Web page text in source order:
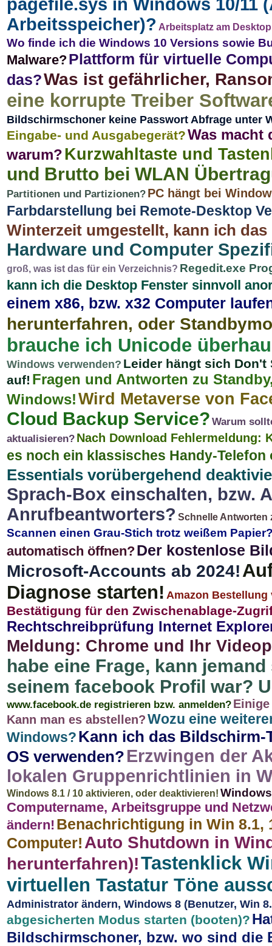
pagefile.sys in Windows 10/11
Arbeitsspeicher)? Arbeitsplatz am
Wo finde ich die Windows 10 Versions sowie
Malware?Plattform für virtuelle
das?Was ist gefährlicher,
eine korrupte Treiber
Bildschirmschoner keine Passwort Abfrage unter
Eingabe- und Ausgabegerät?Was macht
warum?Kurzwahltaste und
und Brutto bei WLAN
Partitionen und Partizionen? PC hängt bei
Farbdarstellung bei Remote-Desktop
Winterzeit umgestellt, kann ich
Hardware und Computer
groß, was ist das für ein Verzeichnis? Regedit.exe
kann ich die Desktop Fenster sinnvoll
einem x86, bzw. x32 Computer
herunterfahren, oder
brauche ich Unicode
Windows verwenden? Leider hängt sich Don't
auf! Fragen und Antworten zu
Windows!Wird Metaverse von
Cloud Backup Service? Warum
aktualisieren? Nach Download Fehlermeldung:
es noch ein klassisches Handy-Telefon
Essentials vorübergehend
Sprach-Box einschalten, bzw.
Anrufbeantworters? Schnelle Antworten
Scannen einen Grau-Stich trotz weißem
automatisch öffnen?Der kostenlose
Microsoft-Accounts ab 2024!
Diagnose starten! Amazon Bestellung
Bestätigung für den Zwischenablage-
Rechtschreibprüfung Internet
Meldung: Chrome und Ihr
habe eine Frage, kann
seinem facebook Profil war?
www.facebook.de registrieren bzw. anmelden?
Kann man es abstellen?Wozu eine
Windows?Kann ich das Bildschirm-
OS verwenden? Erzwingen der
lokalen Gruppenrichtlinien in
Windows 8.1 / 10 aktivieren, oder deaktivieren!
Computername, Arbeitsgruppe und
ändern! Benachrichtigung in Win 8.1,
Computer! Auto Shutdown in
herunterfahren)!Tastenklick
virtuellen Tastatur Töne
Administrator ändern, Windows 8 (Benutzer, Win
abgesicherten Modus starten (booten)?
Bildschirmschoner, bzw. wo sind